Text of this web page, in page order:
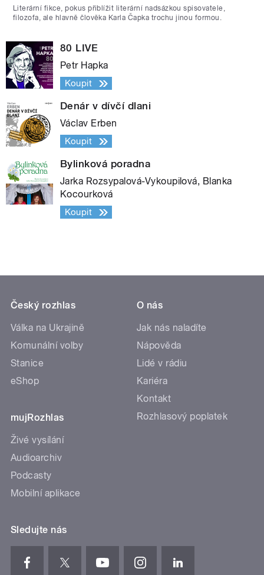
Literární fikce, pokus přiblížit literární nadsázkou spisovatele,
filozofa, ale hlavně člověka Karla Čapka trochu jinou formou.
80 LIVE
Petr Hapka
Koupit
Denár v dívčí dlani
Václav Erben
Koupit
Bylinková poradna
Jarka Rozsypalová-Vykoupilová, Blanka
Kocourková
Koupit
Český rozhlas
Válka na Ukrajině
Komunální volby
Stanice
eShop
mujRozhlas
Živé vysílání
Audioarchiv
Podcasty
Mobilní aplikace
O nás
Jak nás naladíte
Nápověda
Lidé v rádiu
Kariéra
Kontakt
Rozhlasový poplatek
Sledujte nás